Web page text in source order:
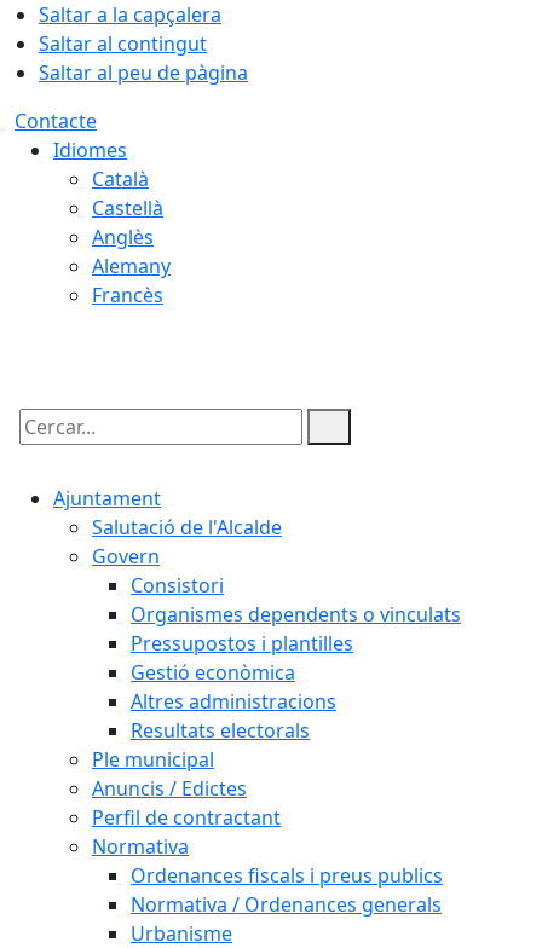
Saltar a la capçalera
Saltar al contingut
Saltar al peu de pàgina
Contacte
Idiomes
Català
Castellà
Anglès
Alemany
Francès
Cercar:
Ajuntament
Salutació de l'Alcalde
Govern
Consistori
Organismes dependents o vinculats
Pressupostos i plantilles
Gestió econòmica
Altres administracions
Resultats electorals
Ple municipal
Anuncis / Edictes
Perfil de contractant
Normativa
Ordenances fiscals i preus publics
Normativa / Ordenances generals
Urbanisme